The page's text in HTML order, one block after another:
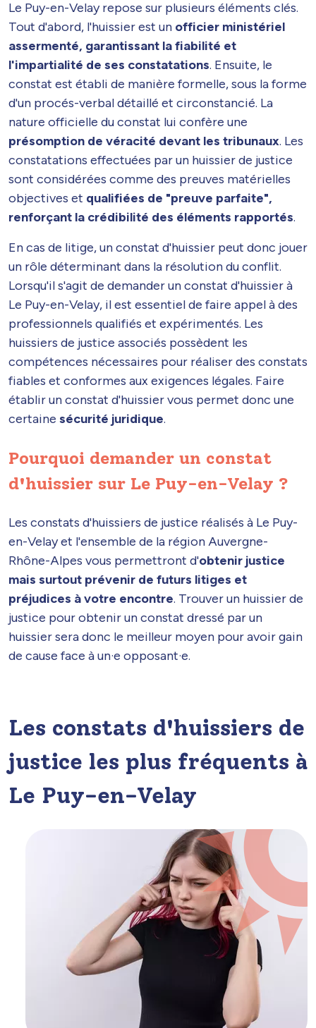
Le Puy-en-Velay repose sur plusieurs éléments clés.
Tout d'abord, l'huissier est un officier ministériel
assermenté, garantissant la fiabilité et
l'impartialité de ses constatations. Ensuite, le
constat est établi de manière formelle, sous la forme
d'un procés-verbal détaillé et circonstancié. La
nature officielle du constat lui confère une
présomption de véracité devant les tribunaux. Les
constatations effectuées par un huissier de justice
sont considérées comme des preuves matérielles
objectives et qualifiées de "preuve parfaite",
renforçant la crédibilité des éléments rapportés.
En cas de litige, un constat d'huissier peut donc jouer
un rôle déterminant dans la résolution du conflit.
Lorsqu'il s'agit de demander un constat d'huissier à
Le Puy-en-Velay, il est essentiel de faire appel à des
professionnels qualifiés et expérimentés. Les
huissiers de justice associés possèdent les
compétences nécessaires pour réaliser des constats
fiables et conformes aux exigences légales. Faire
établir un constat d'huissier vous permet donc une
certaine sécurité juridique.
Pourquoi demander un constat
d'huissier sur Le Puy-en-Velay ?
Les constats d'huissiers de justice réalisés à Le Puy-
en-Velay et l'ensemble de la région Auvergne-
Rhône-Alpes vous permettront d'obtenir justice
mais surtout prévenir de futurs litiges et
préjudices à votre encontre. Trouver un huissier de
justice pour obtenir un constat dressé par un
huissier sera donc le meilleur moyen pour avoir gain
de cause face à un·e opposant·e.
Les constats d'huissiers de
justice les plus fréquents à
Le Puy-en-Velay